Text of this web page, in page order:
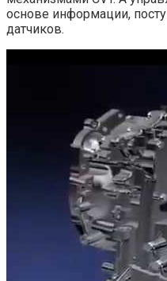
основе информации,
датчиков.